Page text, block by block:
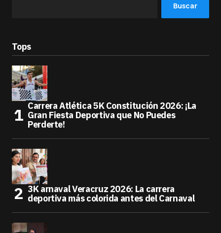
Buscar
Tops
Carrera Atlética 5K Constitución 2026: ¡La
Gran Fiesta Deportiva que No Puedes
Perderte!
3K arnaval Veracruz 2026: La carrera
deportiva más colorida antes del Carnaval